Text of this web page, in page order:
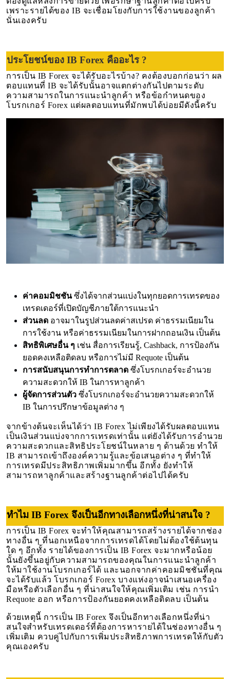
เพราะรายได้ของ IB จะเชื่อมโยงกับการใช้งานของลูกค้า
นั่นเองครับ
ประโยชน์ของ IB Forex คืออะไร ?
การเป็น IB Forex จะได้รับอะไรบ้าง? คงต้องบอกก่อนว่า ผล
ตอบแทนที่ IB จะได้รับนั้นอาจแตกต่างกันไปตามระดับ
ความสามารถในการแนะนำลูกค้า หรือข้อกำหนดของ
โบรกเกอร์ Forex แต่ผลตอบแทนที่มักพบได้บ่อยมีดังนี้ครับ
ค่าคอมมิชชันซึ่งได้จากส่วนแบ่งในทุกยอดการเทรดของ
เทรดเดอร์ที่เปิดบัญชีภายใต้การแนะนำ
ส่วนลด อาจมาในรูปส่วนลดค่าสเปรด ค่าธรรมเนียมใน
การใช้งาน หรือค่าธรรมเนียมในการฝากถอนเงิน เป็นต้น
สิทธิพิเศษอื่น ๆ เช่น สื่อการเรียนรู้, Cashback, การป้องกัน
ยอดคงเหลือติดลบ หรือการไม่มี Requote เป็นต้น
การสนับสนุนการทำการตลาด ซึ่งโบรกเกอร์จะอำนวย
ความสะดวกให้ IB ในการหาลูกค้า
ผู้จัดการส่วนตัว ซึ่งโบรกเกอร์จะอำนวยความสะดวกให้
IB ในการปรึกษาข้อมูลต่าง ๆ
จากข้างต้นจะเห็นได้ว่า IB Forex ไม่เพียงได้รับผลตอบแทน
เป็นเงินส่วนแบ่งจากการเทรดเท่านั้น แต่ยังได้รับการอำนวย
ความสะดวกและสิทธิประโยชน์ในหลาย ๆ ด้านด้วย ทำให้
IB สามารถเข้าถึงองค์ความรู้และข้อเสนอต่าง ๆ ที่ทำให้
การเทรดมีประสิทธิภาพเพิ่มมากขึ้น อีกทั้ง ยังทำให้
สามารถหาลูกค้าและสร้างฐานลูกค้าต่อไปได้ครับ
ทำไม IB Forex จึงเป็นอีกทางเลือกหนึ่งที่น่าสนใจ ?
การเป็น IB Forex จะทำให้คุณสามารถสร้างรายได้จากช่อง
ทางอื่น ๆ ที่นอกเหนือจากการเทรดได้โดยไม่ต้องใช้ต้นทุน
ใด ๆ อีกทั้ง รายได้ของการเป็น IB Forex จะมากหรือน้อย
นั้นยังขึ้นอยู่กับความสามารถของคุณในการแนะนำลูกค้า
ให้มาใช้งานโบรกเกอร์ได้ และนอกจากค่าคอมมิชชันที่คุณ
จะได้รับแล้ว โบรกเกอร์ Forex บางแห่งอาจนำเสนอเครื่อง
มือหรือตัวเลือกอื่น ๆ ที่น่าสนใจให้คุณเพิ่มเติม เช่น การนำ
Requote ออก หรือการป้องกันยอดคงเหลือติดลบ เป็นต้น
ด้วยเหตุนี้ การเป็น IB Forex จึงเป็นอีกทางเลือกหนึ่งที่น่า
สนใจสำหรับเทรดเดอร์ที่ต้องการหารายได้ในช่องทางอื่น ๆ
เพิ่มเติม ควบคู่ไปกับการเพิ่มประสิทธิภาพการเทรดให้กับตัว
คุณเองครับ